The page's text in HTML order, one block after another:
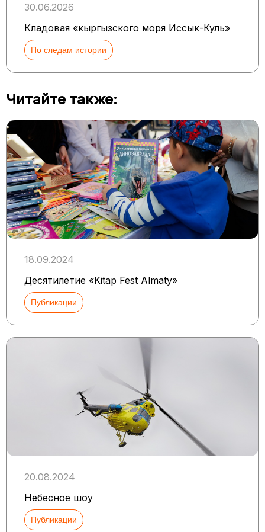
30.06.2026
Кладовая «кыргызского моря Иссык-Куль»
По следам истории
Читайте также:
18.09.2024
Десятилетие «Kitap Fest Almaty»
Публикации
20.08.2024
Небесное шоу
Публикации